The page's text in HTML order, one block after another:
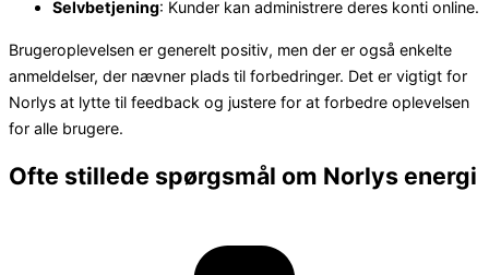
Selvbetjening: Kunder kan administrere deres konti online.
Brugeroplevelsen er generelt positiv, men der er også enkelte
anmeldelser, der nævner plads til forbedringer. Det er vigtigt for
Norlys at lytte til feedback og justere for at forbedre oplevelsen
for alle brugere.
Ofte stillede spørgsmål om Norlys energi